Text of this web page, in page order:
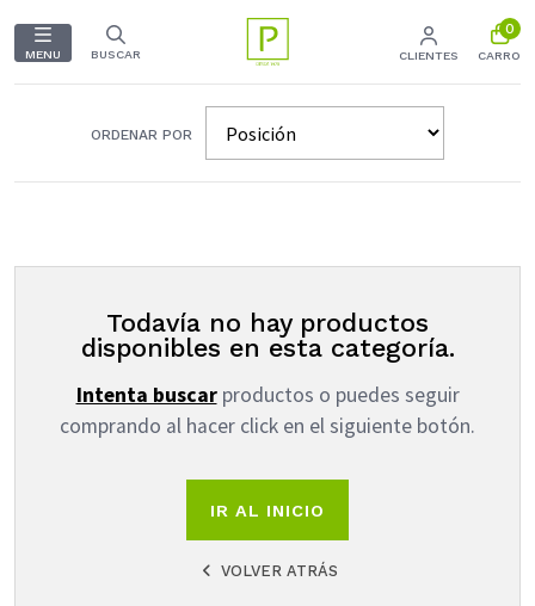
MENU BUSCAR CLIENTES
0
CARRO
ORDENAR POR
Todavía no hay productos
disponibles en esta categoría.
Intenta buscarproductos o puedes seguir
comprando al hacer click en el siguiente botón.
IR AL INICIO
VOLVER ATRÁS